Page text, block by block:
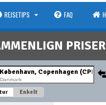
REJSETIPS FAQ
Danmark
Enkelt